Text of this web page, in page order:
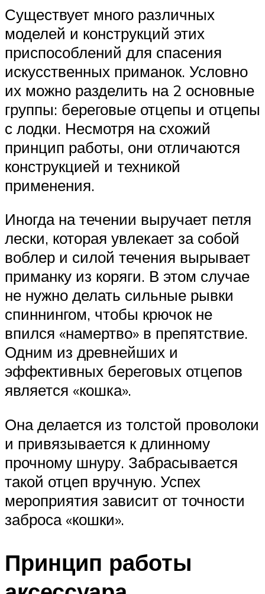
Существует много различных
моделей и конструкций этих
приспособлений для спасения
искусственных приманок. Условно
их можно разделить на 2 основные
группы: береговые отцепы и отцепы
с лодки. Несмотря на схожий
принцип работы, они отличаются
конструкцией и техникой
применения.
Иногда на течении выручает петля
лески, которая увлекает за собой
воблер и силой течения вырывает
приманку из коряги. В этом случае
не нужно делать сильные рывки
спиннингом, чтобы крючок не
впился «намертво» в препятствие.
Одним из древнейших и
эффективных береговых отцепов
является «кошка».
Она делается из толстой проволоки
и привязывается к длинному
прочному шнуру. Забрасывается
такой отцеп вручную. Успех
мероприятия зависит от точности
заброса «кошки».
Принцип работы